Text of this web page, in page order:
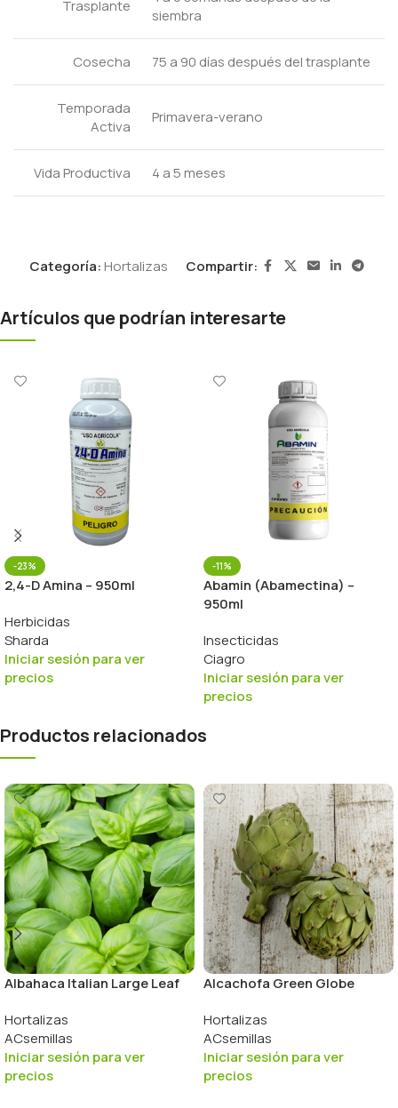
Trasplante
siembra
Cosecha 75 a 90 días después del trasplante
Temporada
Activa
Primavera-verano
Vida Productiva 4 a 5 meses
Categoría:Hortalizas Compartir:
Artículos que podrían interesarte
-23%
2,4-D Amina – 950ml
Herbicidas
Sharda
Iniciar sesión para ver
precios
-11%
Abamin (Abamectina) –
950ml
Insecticidas
Ciagro
Iniciar sesión para ver
precios
Productos relacionados
Albahaca Italian Large Leaf
Hortalizas
ACsemillas
Iniciar sesión para ver
precios
Alcachofa Green Globe
Hortalizas
ACsemillas
Iniciar sesión para ver
precios